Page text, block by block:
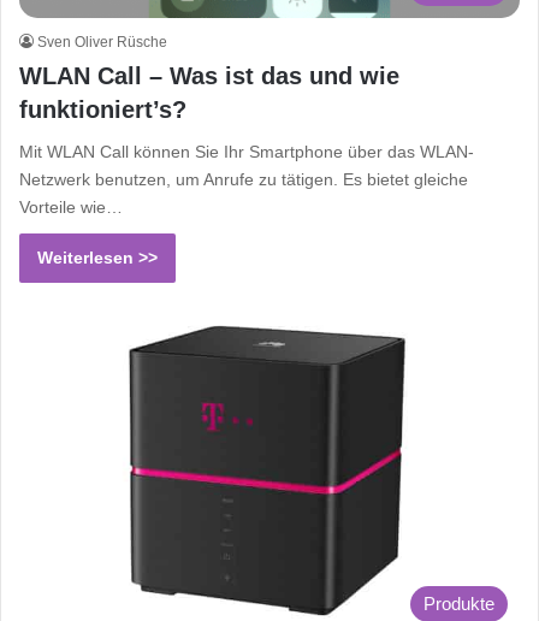
Sven Oliver Rüsche
WLAN Call – Was ist das und wie
funktioniert’s?
Mit WLAN Call können Sie Ihr Smartphone über das WLAN-
Netzwerk benutzen, um Anrufe zu tätigen. Es bietet gleiche
Vorteile wie…
Weiterlesen >>
Produkte